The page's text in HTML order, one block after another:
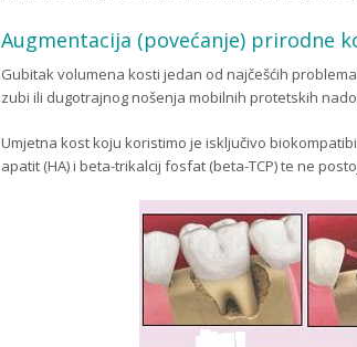
Augmentacija (povećanje) prirodne
Gubitak volumena kosti jedan od najčešćih
zubi ili dugotrajnog nošenja mobilnih protetskih
Umjetna kost koju koristimo je isključivo
apatit (HA) i beta-trikalcij fosfat (beta-TCP) te ne